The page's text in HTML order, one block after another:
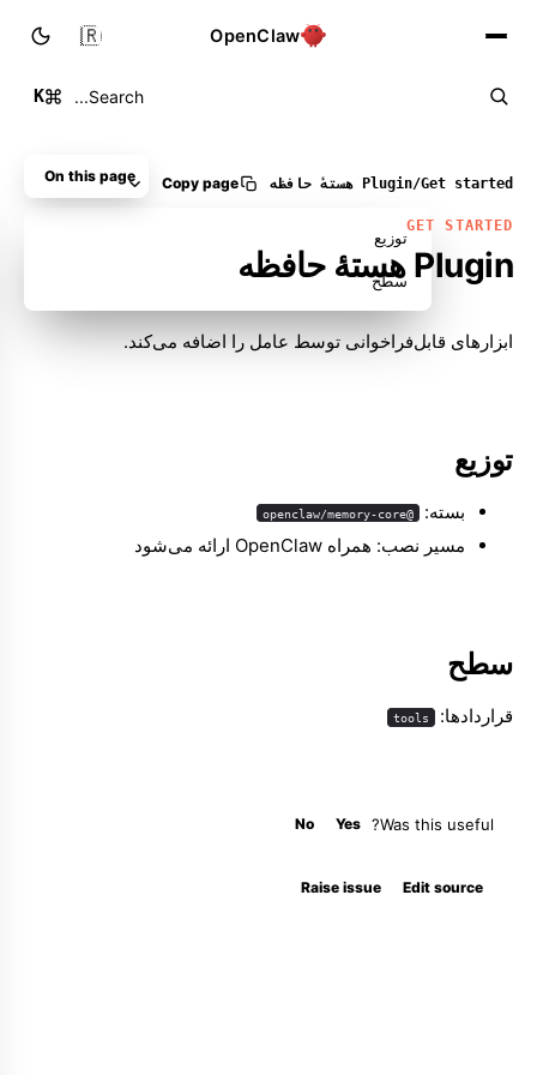
OpenClaw
Search...
K
🇮🇷
Get started
/Plugin هستهٔ حافظه Copy page
GET STARTED
Plugin هستهٔ حافظه
ابزارهای قابل‌فراخوانی توسط عامل را اضافه می‌کند.
توزیع
بسته: @openclaw/memory-core
مسیر نصب: همراه OpenClaw ارائه می‌شود
سطح
قراردادها: tools
Was this useful?
Yes
No
Edit source
Raise issue
On this page
توزیع
سطح